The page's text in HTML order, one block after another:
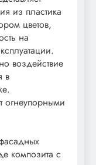
из пластика
цветов,
на
воздействие
в
огнеупорными
композита с